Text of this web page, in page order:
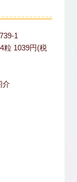
1
粒 1039円(税
介